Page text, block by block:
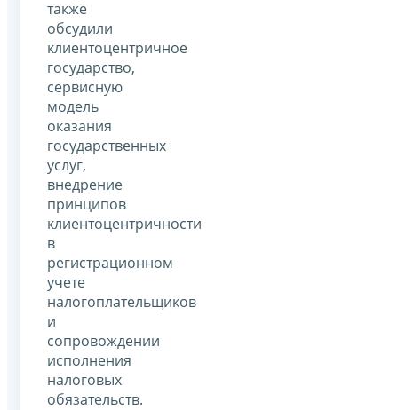
также
обсудили
клиентоцентричное
государство,
сервисную
модель
оказания
государственных
услуг,
внедрение
принципов
клиентоцентричности
в
регистрационном
учете
налогоплательщиков
и
сопровождении
исполнения
налоговых
обязательств.